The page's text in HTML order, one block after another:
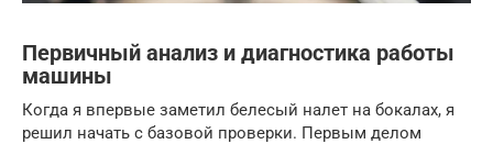
Первичный анализ и диагностика работы
машины
Когда я впервые заметил белесый налет на бокалах, я
решил начать с базовой проверки. Первым делом